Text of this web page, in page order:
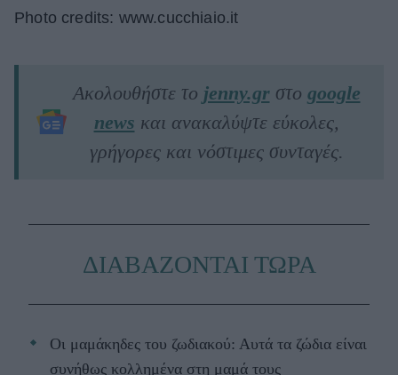
Photo credits: www.cucchiaio.it
Ακολουθήστε το jenny.grστο google
news και ανακαλύψτε εύκολες,
γρήγορες και νόστιμες συνταγές.
ΔΙΑΒΑΖΟΝΤΑΙ ΤΩΡΑ
Οι μαμάκηδες του ζωδιακού: Αυτά τα ζώδια είναι
συνήθως κολλημένα στη μαμά τους